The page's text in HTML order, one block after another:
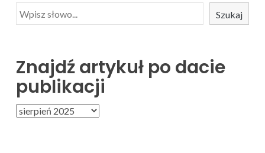
Szukaj
Znajdź artykuł po dacie
publikacji